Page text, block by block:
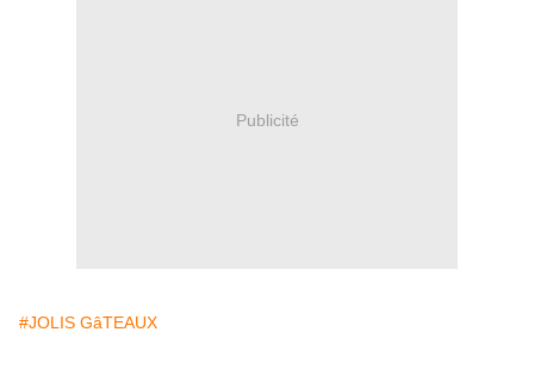
Publicité
#JOLIS GâTEAUX